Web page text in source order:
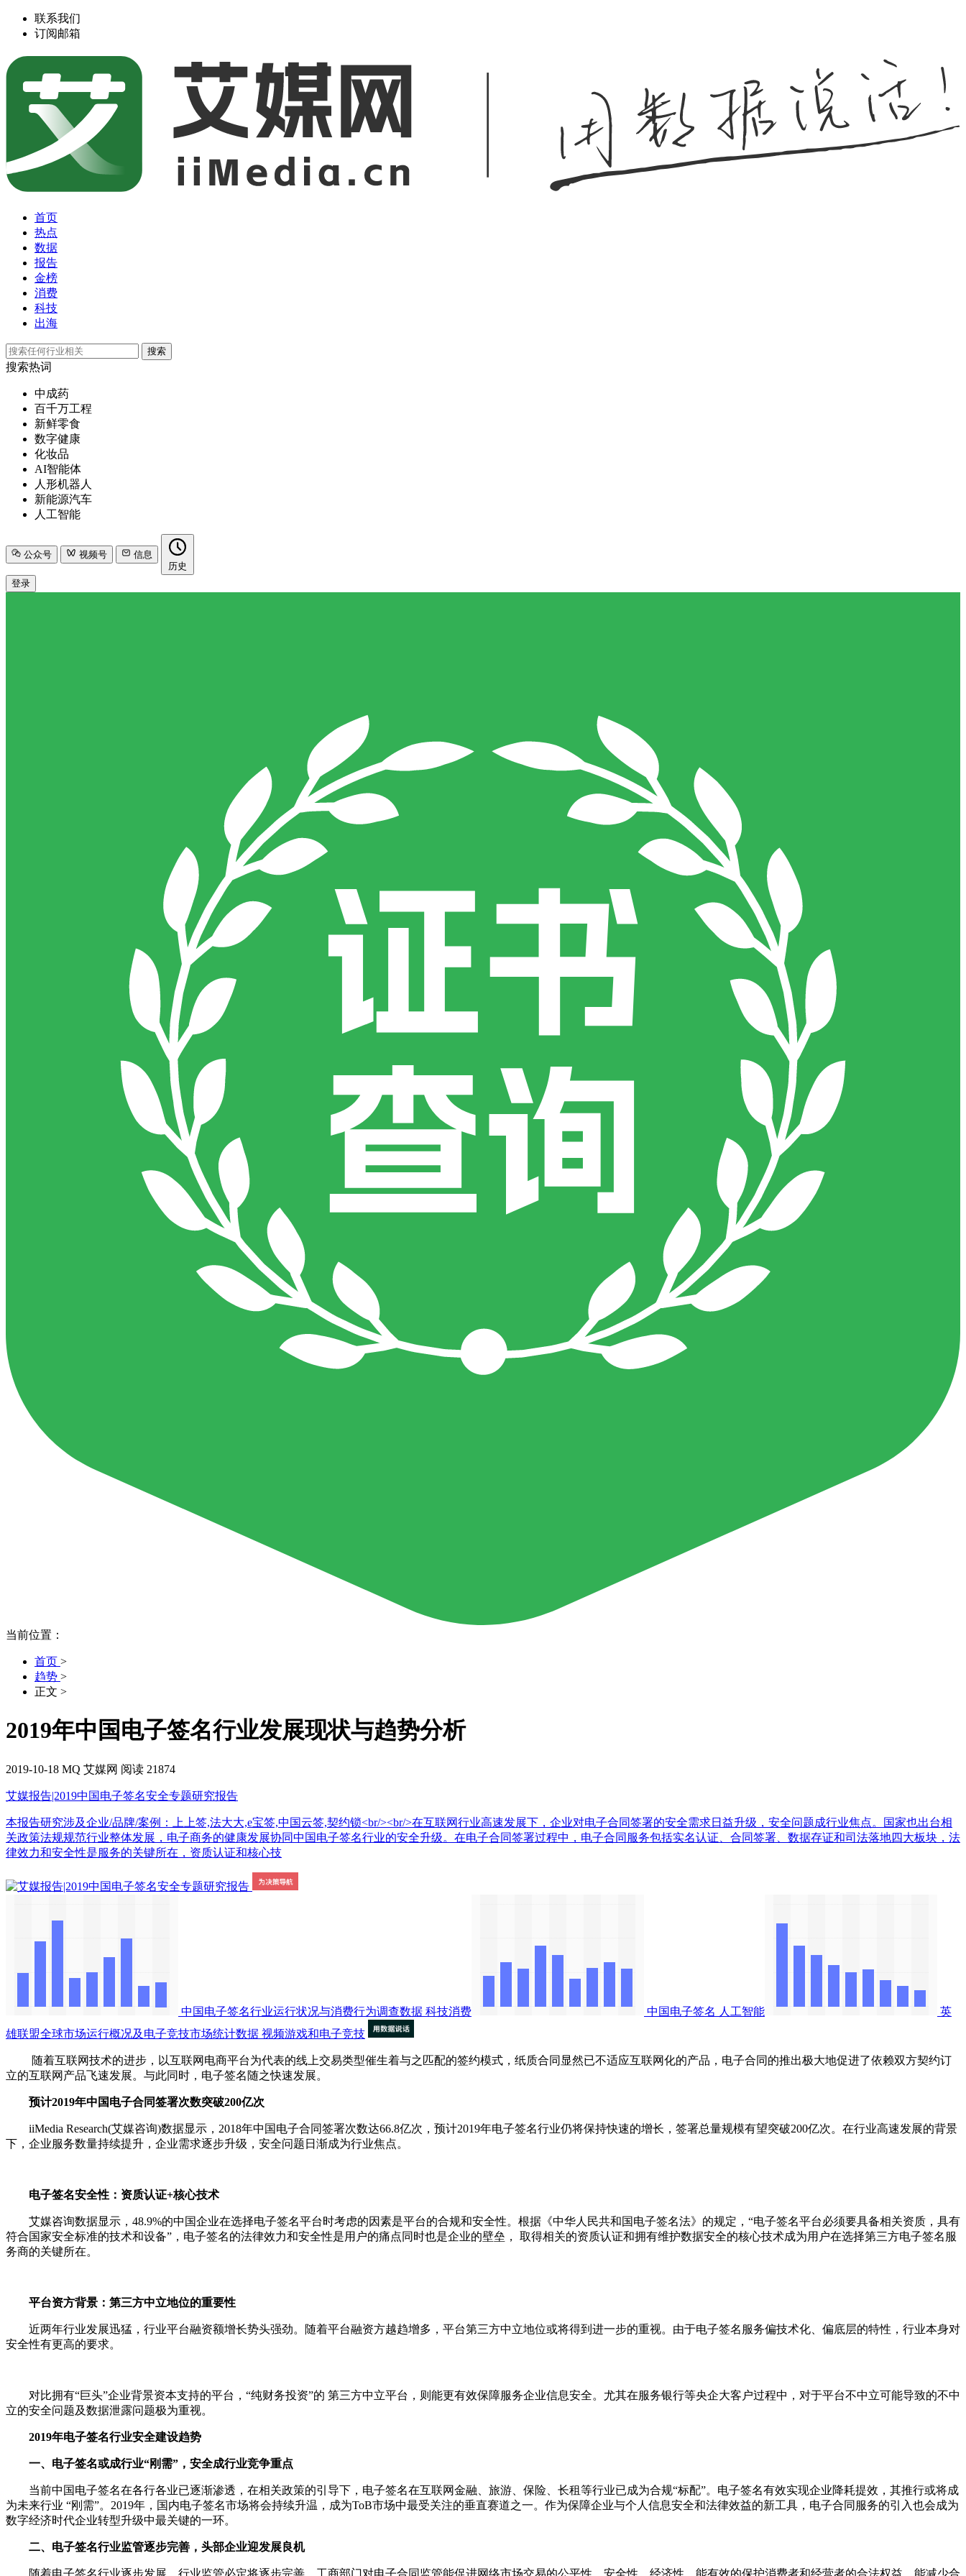
联系我们
订阅邮箱
首页
热点
数据
报告
金榜
消费
科技
出海
搜索
搜索热词
中成药
百千万工程
新鲜零食
数字健康
化妆品
AI智能体
人形机器人
新能源汽车
人工智能
公众号 视频号
信息
历史
登录
当前位置：
首页 >
趋势 >
正文 >
2019年中国电子签名行业发展现状与趋势分析
2019-10-18 MQ 艾媒网 阅读 21874
艾媒报告|2019中国电子签名安全专题研究报告
本报告研究涉及企业/品牌/案例：上上签,法大大,e宝签,中国云签,契约锁<br/><br/>在互联网行业高速发展下，企业对电子合同签署的安全需求日益升级，安全问题成行业焦点。国家也出台相
关政策法规规范行业整体发展，电子商务的健康发展协同中国电子签名行业的安全升级。在电子合同签署过程中，电子合同服务包括实名认证、合同签署、数据存证和司法落地四大板块，法
律效力和安全性是服务的关键所在，资质认证和核心技
中国电子签名行业运行状况与消费行为调查数据 科技消费 中国电子签名 人工智能
英
雄联盟全球市场运行概况及电子竞技市场统计数据 视频游戏和电子竞技
随着互联网技术的进步，以互联网电商平台为代表的线上交易类型催生着与之匹配的签约模式，纸质合同显然已不适应互联网化的产品，电子合同的推出极大地促进了依赖双方契约订
立的互联网产品飞速发展。与此同时，电子签名随之快速发展。
预计2019年中国电子合同签署次数突破200亿次
iiMedia Research(艾媒咨询)数据显示，2018年中国电子合同签署次数达66.8亿次，预计2019年电子签名行业仍将保持快速的增长，签署总量规模有望突破200亿次。在行业高速发展的背景
下，企业服务数量持续提升，企业需求逐步升级，安全问题日渐成为行业焦点。
电子签名安全性：资质认证+核心技术
艾媒咨询数据显示，48.9%的中国企业在选择电子签名平台时考虑的因素是平台的合规和安全性。根据《中华人民共和国电子签名法》的规定，“电子签名平台必须要具备相关资质，具有
符合国家安全标准的技术和设备”，电子签名的法律效力和安全性是用户的痛点同时也是企业的壁垒， 取得相关的资质认证和拥有维护数据安全的核心技术成为用户在选择第三方电子签名服
务商的关键所在。
平台资方背景：第三方中立地位的重要性
近两年行业发展迅猛，行业平台融资额增长势头强劲。随着平台融资方越趋增多，平台第三方中立地位或将得到进一步的重视。由于电子签名服务偏技术化、偏底层的特性，行业本身对
安全性有更高的要求。
对比拥有“巨头”企业背景资本支持的平台，“纯财务投资”的 第三方中立平台，则能更有效保障服务企业信息安全。尤其在服务银行等央企大客户过程中，对于平台不中立可能导致的不中
立的安全问题及数据泄露问题极为重视。
2019年电子签名行业安全建设趋势
一、电子签名或成行业“刚需”，安全成行业竞争重点
当前中国电子签名在各行各业已逐渐渗透，在相关政策的引导下，电子签名在互联网金融、旅游、保险、长租等行业已成为合规“标配”。电子签名有效实现企业降耗提效，其推行或将成
为未来行业 “刚需”。2019年，国内电子签名市场将会持续升温，成为ToB市场中最受关注的垂直赛道之一。作为保障企业与个人信息安全和法律效益的新工具，电子合同服务的引入也会成为
数字经济时代企业转型升级中最关键的一环。
二、电子签名行业监管逐步完善，头部企业迎发展良机
随着电子签名行业逐步发展，行业监管必定将逐步完善。工商部门对电子合同监管能促进网络市场交易的公平性、安全性、经济性，能有效的保护消费者和经营者的合法权益，能减少合